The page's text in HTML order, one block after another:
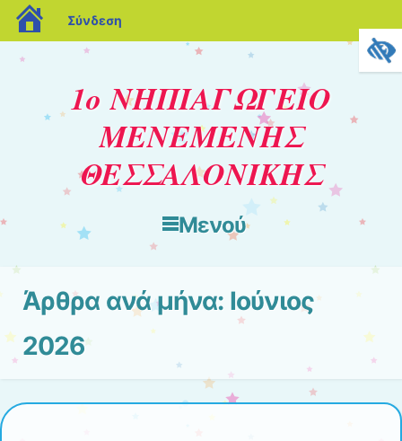
blogs.sch.gr
Σύνδεση
1ο ΝΗΠΙΑΓΩΓΕΙΟ
ΜΕΝΕΜΕΝΗΣ
ΘΕΣΣΑΛΟΝΙΚΗΣ
Μενού
Άρθρα ανά μήνα: Ιούνιος
2026